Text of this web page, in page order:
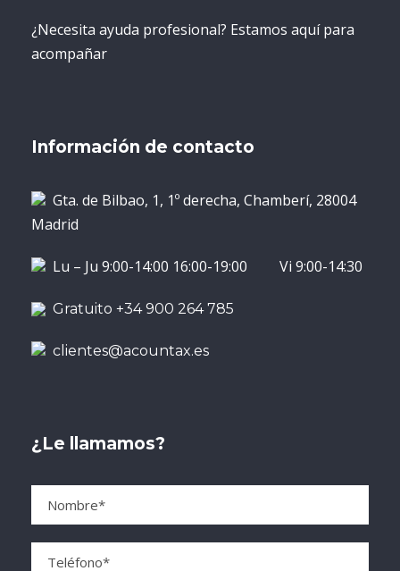
¿Necesita ayuda profesional? Estamos aquí para
acompañar
Información de contacto
Gta. de Bilbao, 1, 1º derecha, Chamberí, 28004
Madrid
Lu – Ju 9:00-14:00 16:00-19:00 Vi 9:00-14:30
Gratuito +34 900 264 785
clientes@acountax.es
¿Le llamamos?